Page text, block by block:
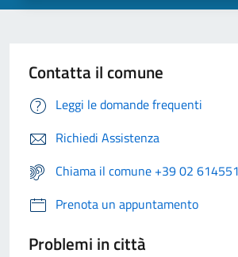
Contatta il comune
Leggi le domande frequenti
Richiedi Assistenza
Chiama il comune +39 02 614551
Prenota un appuntamento
Problemi in città